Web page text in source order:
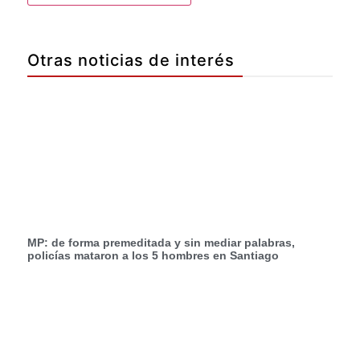
Otras noticias de interés
MP: de forma premeditada y sin mediar palabras,
policías mataron a los 5 hombres en Santiago